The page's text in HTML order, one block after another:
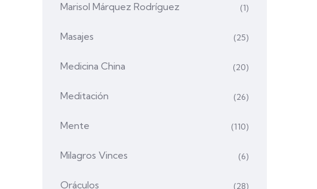
Marisol Márquez Rodríguez (1)
Masajes (25)
Medicina China (20)
Meditación (26)
Mente (110)
Milagros Vinces (6)
Oráculos (28)